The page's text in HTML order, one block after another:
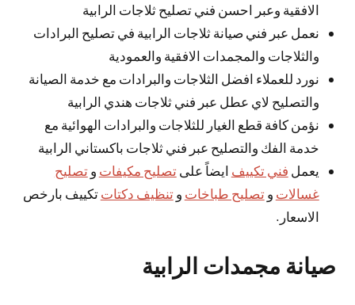
الافقية وعبر احسن فني تصليح ثلاجات الرابية
نعمل عبر فني صيانة ثلاجات الرابية في تصليح البرادات
والثلاجات والمجمدات الافقية والعمودية
نورد للعملاء افضل الثلاجات والبرادات مع خدمة الصيانة
والتصليح لاي عطل عبر فني ثلاجات هندي الرابية
نؤمن كافة قطع الغيار للثلاجات والبرادات الهوائية مع
خدمة الفك والتصليح عبر فني ثلاجات باكستاني الرابية
يعمل فني تكييف ايضاً علىتصليح مكيفات وتصليح
غسالات وتصليح طباخات وتنظيف دكتات تكييف بارخص
الاسعار.
صيانة مجمدات الرابية